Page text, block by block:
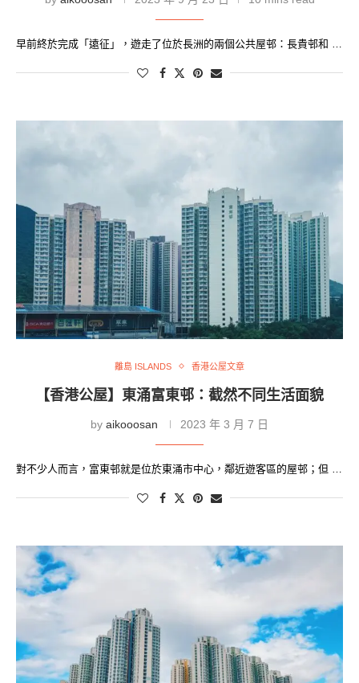
早前終於完成「遠征」，遊走了位於長洲的兩個公共屋邨：長貴邨和 …
離島 ISLANDS 香港公屋文章
【香港公屋】東涌富東邨：截然不同生活面貌
by aikooosan 2023 年 3 月 7 日
對不少人而言，富東邨就是位於東涌市中心，鄰近遊客區的屋邨；但 …